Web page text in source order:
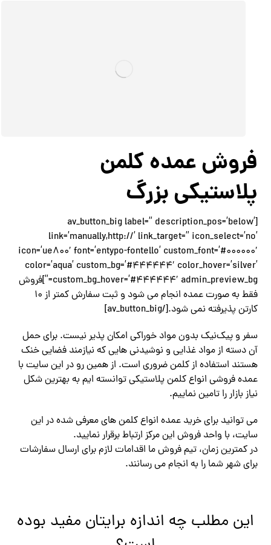
فروش عمده کلمن
پلاستیکی بزرگ
[av_button_big label=” description_pos=’below’
link=’manually,http://’ link_target=” icon_select=’no’
icon=’ue800′ font=’entypo-fontello’ custom_font=’#000000′
color=’aqua’ custom_bg=’#444444′ color_hover=’silver’
custom_bg_hover=’#444444′ admin_preview_bg=”]فروش
فقط به صورت عمده انجام می شود و ثبت سفارش کمتر از 10
کارتن پذیرفته نمی شود.[/av_button_big]
سفر و پیک‌نیک بدون مواد خوراکی امکان‌ پذیر نیست. برای حمل
آن دسته از مواد غذایی و نوشیدنی هایی که نیازمند فضایی خنک
هستند استفاده از کلمن ضروری است. از همین رو در این سایت با
عمده فروشی انواع کلمن پلاستیکی توانسته ایم به بهترین شکل
نیاز بازار را تامین نماییم.
می توانید برای خرید عمده انواع کلمن های معرفی شده در این
سایت، با واحد فروش این مرکز ارتباط برقرار نمایید.
در کمترین زمان، تیم فروش ما اقدامات لازم برای ارسال سفارشات
برای شهر شما را به انجام می رسانند.
این مطلب چه اندازه برایتان مفید بوده